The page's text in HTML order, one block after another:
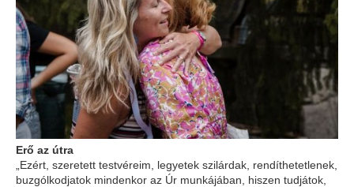
Erő az útra
„Ezért, szeretett testvéreim, legyetek szilárdak, rendíthetetlenek,
buzgólkodjatok mindenkor az Úr munkájában, hiszen tudjátok,